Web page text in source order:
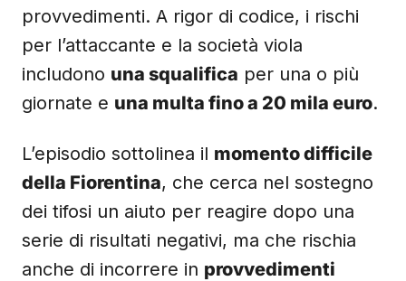
provvedimenti. A rigor di codice, i rischi
per l’attaccante e la società viola
includono una squalifica per una o più
giornate e una multa fino a 20 mila euro.
L’episodio sottolinea il momento difficile
della Fiorentina, che cerca nel sostegno
dei tifosi un aiuto per reagire dopo una
serie di risultati negativi, ma che rischia
anche di incorrere in provvedimenti